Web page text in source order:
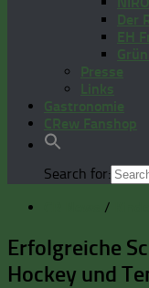
Der
EH
Presse
Links
Gastronomie
CRew Fanshop
Search for:
/
Erfolgreiche
Hockey und